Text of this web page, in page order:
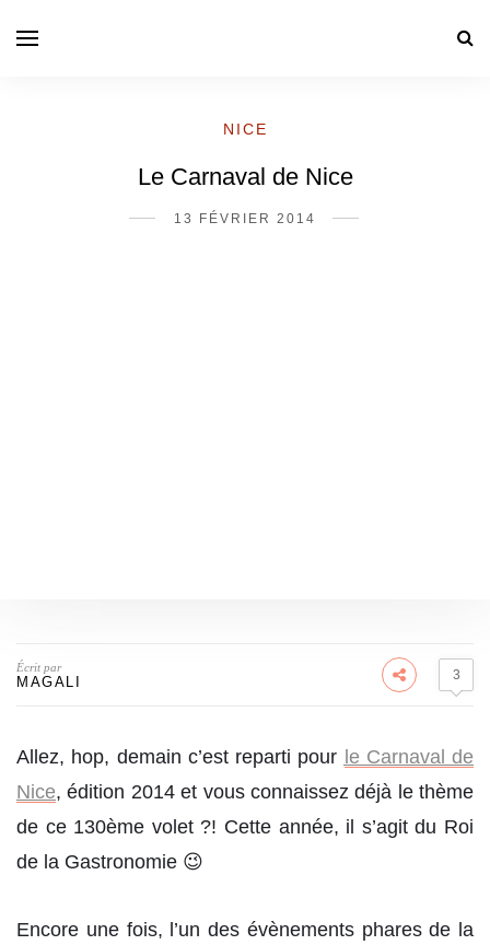
NICE
Le Carnaval de Nice
13 FÉVRIER 2014
Écrit par
MAGALI 3
Allez, hop, demain c’est reparti pour le Carnaval de
Nice, édition 2014 et vous connaissez déjà le thème
de ce 130ème volet ?! Cette année, il s’agit du Roi
de la Gastronomie 😉
Encore une fois, l’un des évènements phares de la